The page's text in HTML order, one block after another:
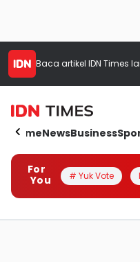
Baca artikel IDN Times
HomeNewsBusiness
For
You
# Yuk Vote